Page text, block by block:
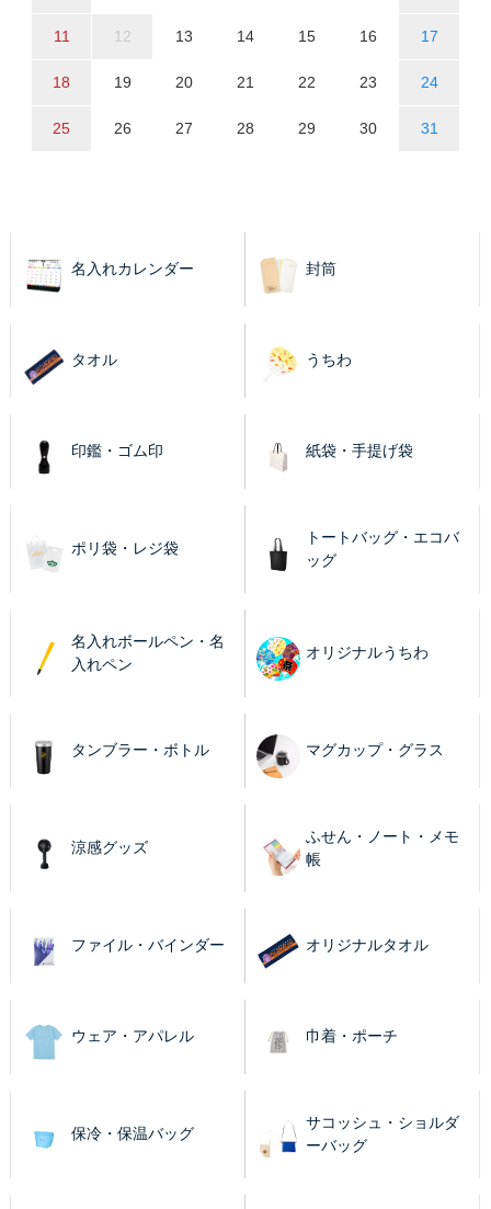
11 12 13 14 15 16 17
18 19 20 21 22 23 24
25 26 27 28 29 30 31
名入れカレンダー 封筒
タオル うちわ
印鑑・ゴム印 紙袋・手提げ袋
ポリ袋・レジ袋
トートバッグ・エコバ
ッグ
名入れボールペン・名
入れペン
オリジナルうちわ
タンブラー・ボトル マグカップ・グラス
涼感グッズ
ふせん・ノート・メモ
帳
ファイル・バインダー オリジナルタオル
ウェア・アパレル 巾着・ポーチ
保冷・保温バッグ
サコッシュ・ショルダ
ーバッグ